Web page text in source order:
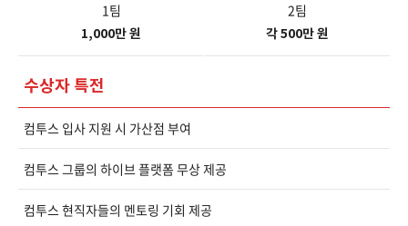
1팀
1,000만 원
2팀
각 500만 원
수상자 특전
컴투스 입사 지원 시 가산점 부여
컴투스 그룹의 하이브 플랫폼 무상 제공
컴투스 현직자들의 멘토링 기회 제공